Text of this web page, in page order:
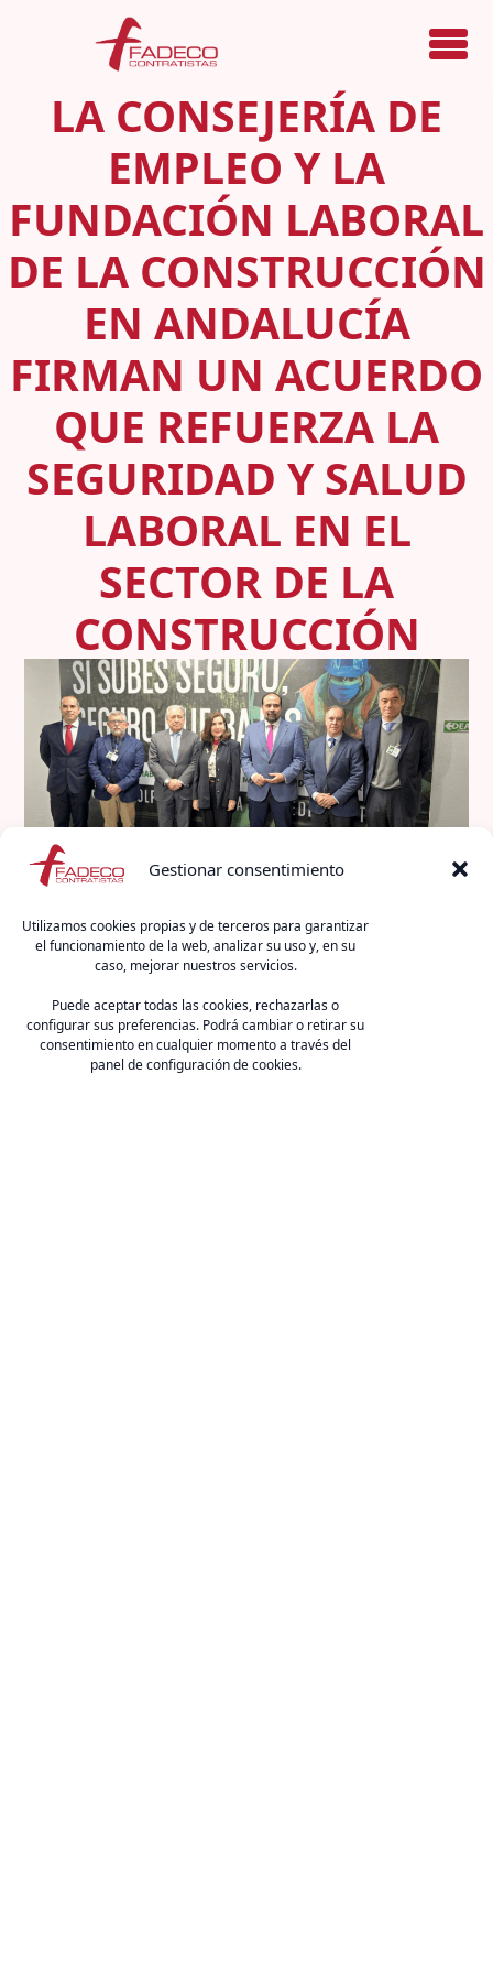
Gestionar consentimiento
Utilizamos cookies propias y de terceros para garantizar
el funcionamiento de la web, analizar su uso y, en su
caso, mejorar nuestros servicios.
Puede aceptar todas las cookies, rechazarlas o
configurar sus preferencias. Podrá cambiar o retirar su
consentimiento en cualquier momento a través del
panel de configuración de cookies.
Menú
LA CONSEJERÍA DE
EMPLEO Y LA
FUNDACIÓN LABORAL
DE LA CONSTRUCCIÓN
EN ANDALUCÍA
FIRMAN UN ACUERDO
QUE REFUERZA LA
SEGURIDAD Y SALUD
LABORAL EN EL
SECTOR DE LA
CONSTRUCCIÓN
La Consejería de Empleo, Empresa y Trabajo
Autónomo de la Junta de Andalucía y la Fundación
Laboral de la Construcción en Andalucía han firmado
un Protocolo General de Actuación para reforzar la
seguridad y la salud laboral en el sector de la